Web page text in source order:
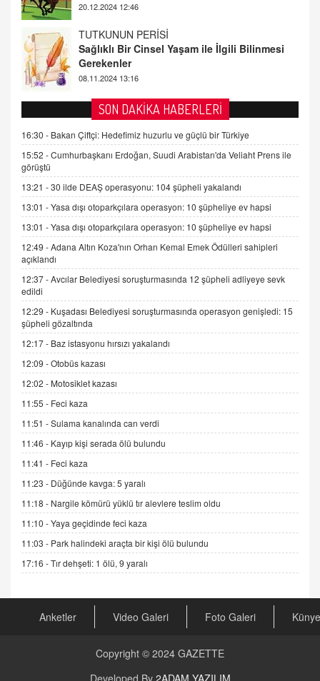
08.11.2024 13:16
FARUK ÖNALAN
Tezkere Onaylanmasaydı…
2 Kasım 2021 Salı 00:11
AV. DOĞAN CAN DOĞAN
Kişisel verilerin korunması ve dijital hukukun
gelişimi
15.09.2025 16:17
SEHER EREK
Kış Ayları Geldi, Hangi Önlemler Alınmalı?
9.12.2025 10:11
İNCİ GÜL AKÖL
06.07.2026 13:00
ADEM AKÖL
Esed Destekçilerinin Yüzüne Vurulan Şamar:
Sednaya
11.12.2024 12:30
DR. EKREM ASLAN
Gerçek Ne, Algı Ne? "Beraber Yürüyoruz"
Cümlesinin Peşinden
19.07.2025 12:45
GÖNÜL MENEKŞE
Şifacının Yolu
04.11.2025 12:56
AV. RÜMEYSA ÖZKALE
Kira Uyuşmazlıklarında Dava Açmadan Önce
Arabulucuya Başvuru Şartı
CAN UĞURATEŞ
Değişen yapısıyla Suriye
GÜNLÜK BURÇ YORUMU
SON DAKİKA HABERLERİ
16:30 - Bakan Çiftçi: Hedefimiz huzurlu ve güçlü bir Türkiye
15:52 -Cumhurbaşkanı Erdoğan, Suudi Arabistan'da Veliaht Prens ile
görüştü
13:21 -30 ilde DEAŞ operasyonu: 104 şüpheli yakalandı
13:01 -Yasa dışı otoparkçılara operasyon: 10 şüpheliye ev hapsi
13:01 -Yasa dışı otoparkçılara operasyon: 10 şüpheliye ev hapsi
12:49 -Adana Altın Koza'nın Orhan Kemal Emek Ödülleri sahipleri
açıklandı
12:37 -Avcılar Belediyesi soruşturmasında 12 şüpheli adliyeye sevk
edildi
12:29 - Kuşadası Belediyesi soruşturmasında operasyon genişledi: 15
şüpheli gözaltında
12:17 - Baz istasyonu hırsızı yakalandı
12:09 -Otobüs kazası
12:02 - Motosiklet kazası
11:55 - Feci kaza
11:51 -Sulama kanalında can verdi
11:46 - Kayıp kişi serada ölü bulundu
11:41 - Feci kaza
11:23 - Düğünde kavga: 5 yaralı
11:18 - Nargile kömürü yüklü tır alevlere teslim oldu
11:10 -Yaya geçidinde feci kaza
11:03 - Park halindeki araçta bir kişi ölü bulundu
17:16 -Tır dehşeti: 1 ölü, 9 yaralı
Anketler Video Galeri Foto Galeri Künye
Copyright © 2024 GAZETTE